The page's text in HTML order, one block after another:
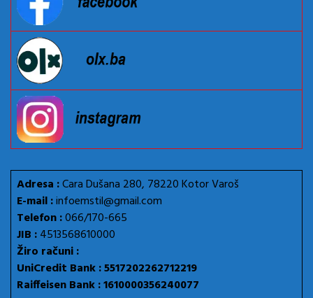
Adresa :Cara Dušana 280, 78220 Kotor Varoš
E-mail :infoemstil@gmail.com
Telefon :066/170-665
JIB :4513568610000
Žiro računi :
UniCredit Bank : 5517202262712219
Raiffeisen Bank : 1610000356240077